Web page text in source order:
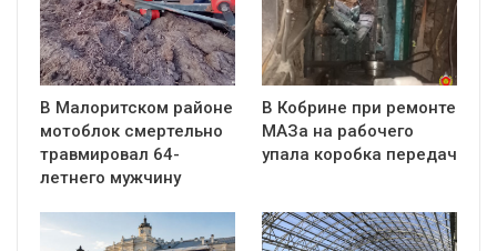
В Малоритском районе
мотоблок смертельно
травмировал 64-
летнего мужчину
В Кобрине при ремонте
МАЗа на рабочего
упала коробка передач